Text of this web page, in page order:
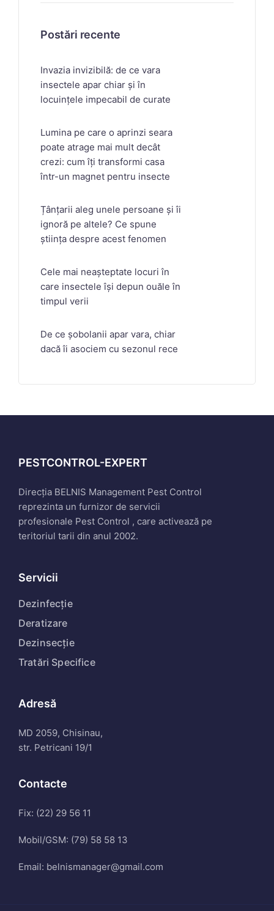
Postări recente
Invazia invizibilă: de ce vara
insectele apar chiar și în
locuințele impecabil de curate
Lumina pe care o aprinzi seara
poate atrage mai mult decât
crezi: cum îți transformi casa
într-un magnet pentru insecte
Țânțarii aleg unele persoane și îi
ignoră pe altele? Ce spune
știința despre acest fenomen
Cele mai neașteptate locuri în
care insectele își depun ouăle în
timpul verii
De ce șobolanii apar vara, chiar
dacă îi asociem cu sezonul rece
PESTCONTROL-EXPERT
Direcția BELNIS Management Pest Control
reprezinta un furnizor de servicii
profesionale Pest Control , care activează pe
teritoriul tarii din anul 2002.
Servicii
Dezinfecție
Deratizare
Dezinsecție
Tratări Specifice
Adresă
MD 2059, Chisinau,
str. Petricani 19/1
Contacte
Fix: (22) 29 56 11
Mobil/GSM: (79) 58 58 13
Email: belnismanager@gmail.com